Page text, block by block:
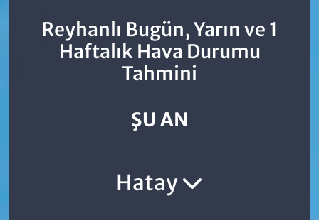
Reyhanlı Bugün, Yarın ve 1
Haftalık Hava Durumu
Tahmini
ŞU AN
Hatay
Sinop Trafik Yoğunluk Haritası
Süper Lig Puan Durumu ve Fikstür
Son Dakika Haberleri